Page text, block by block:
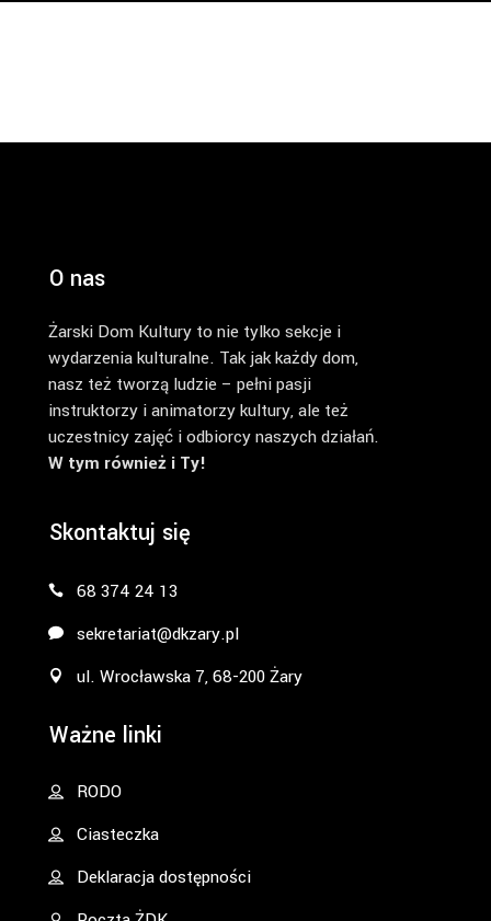
O nas
Żarski Dom Kultury to nie tylko sekcje i
wydarzenia kulturalne. Tak jak każdy dom,
nasz też tworzą ludzie – pełni pasji
instruktorzy i animatorzy kultury, ale też
uczestnicy zajęć i odbiorcy naszych działań.
W tym również i Ty!
Skontaktuj się
68 374 24 13
sekretariat@dkzary.pl
ul. Wrocławska 7, 68-200 Żary
Ważne linki
RODO
Ciasteczka
Deklaracja dostępności